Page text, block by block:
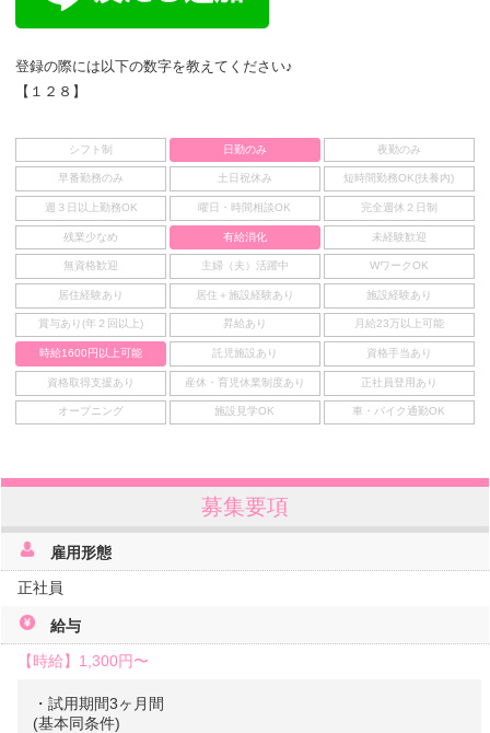
登録の際には以下の数字を教えてください♪
【１２８】
シフト制 日勤のみ 夜勤のみ
早番勤務のみ 土日祝休み 短時間勤務OK(扶養内)
週３日以上勤務OK 曜日・時間相談OK 完全週休２日制
残業少なめ 有給消化 未経験歓迎
無資格歓迎 主婦（夫）活躍中 WワークOK
居住経験あり 居住＋施設経験あり 施設経験あり
賞与あり(年２回以上) 昇給あり 月給23万以上可能
時給1600円以上可能 託児施設あり 資格手当あり
資格取得支援あり 産休・育児休業制度あり 正社員登用あり
オープニング 施設見学OK 車・バイク通勤OK
募集要項
雇用形態
正社員
給与
【時給】 1,300円〜
・試用期間3ヶ月間
(基本同条件)